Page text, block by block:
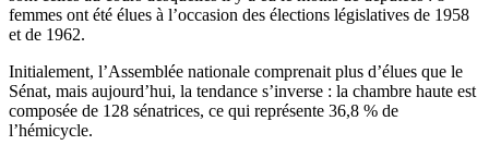
femmes ont été élues à l’occasion des élections législatives de 1958
et de 1962.
Initialement, l’Assemblée nationale comprenait plus d’élues que le
Sénat, mais aujourd’hui, la tendance s’inverse : la chambre haute est
composée de 128 sénatrices, ce qui représente 36,8 % de
l’hémicycle.